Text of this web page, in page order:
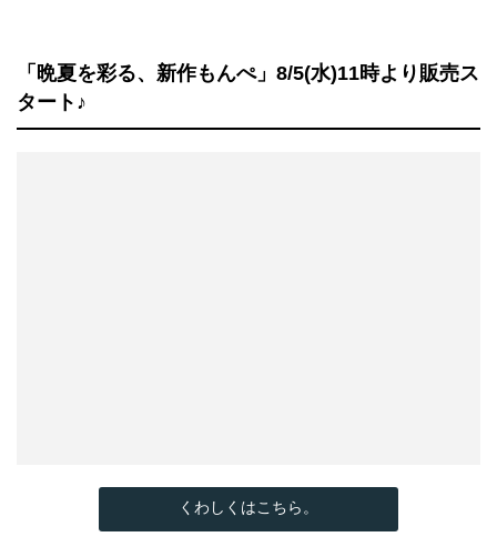
「晩夏を彩る、新作もんぺ」8/5(水)11時より販売ス
タート♪
くわしくはこちら。